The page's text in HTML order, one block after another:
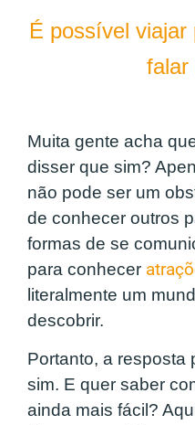
É possível viajar
falar
Muita gente acha
disser que sim?
não pode ser um
de conhecer outros
formas de se
para conhecer
literalmente um
descobrir.
Portanto, a resposta
sim. E quer saber
ainda mais fácil?